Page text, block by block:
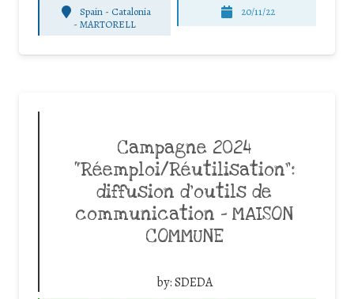
Spain - Catalonia
-MARTORELL
20/11/22
Campagne 2024
“Réemploi/Réutilisation”:
diffusion d’outils de
communication – MAISON
COMMUNE
by:SDEDA